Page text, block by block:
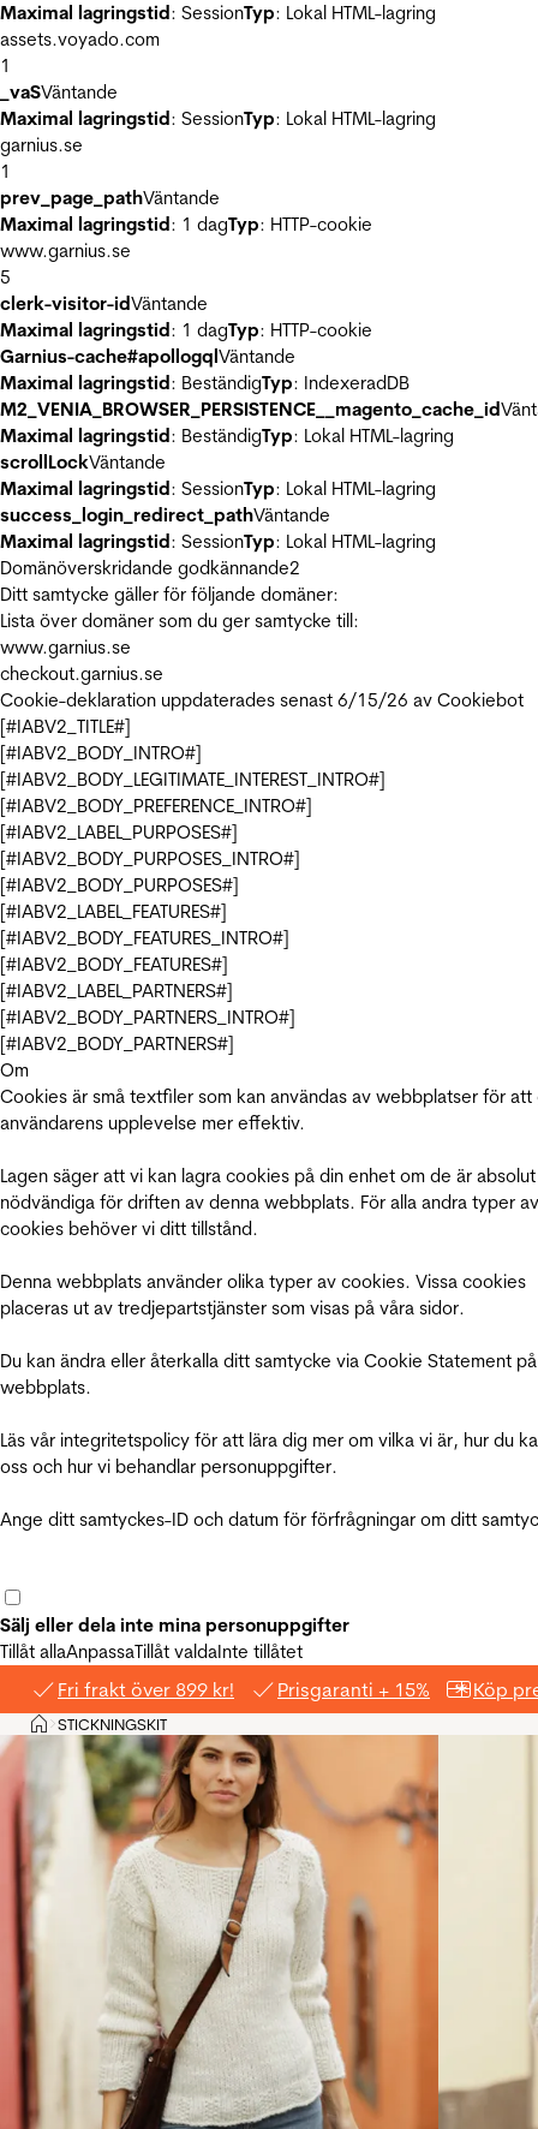
Maximal lagringstid: SessionTyp: Lokal HTML-lagring
assets.voyado.com
1
_vaSVäntande
Maximal lagringstid: SessionTyp: Lokal HTML-lagring
garnius.se
1
prev_page_pathVäntande
Maximal lagringstid: 1 dagTyp: HTTP-cookie
www.garnius.se
5
clerk-visitor-idVäntande
Maximal lagringstid: 1 dagTyp: HTTP-cookie
Garnius-cache#apollogqlVäntande
Maximal lagringstid: BeständigTyp: IndexeradDB
M2_VENIA_BROWSER_PERSISTENCE__magento_cache_id
Maximal lagringstid: BeständigTyp: Lokal HTML-lagring
scrollLockVäntande
Maximal lagringstid: SessionTyp: Lokal HTML-lagring
success_login_redirect_pathVäntande
Maximal lagringstid: SessionTyp: Lokal HTML-lagring
Domänöverskridande godkännande2
Ditt samtycke gäller för följande domäner:
Lista över domäner som du ger samtycke till:
www.garnius.se
checkout.garnius.se
Cookie-deklaration uppdaterades senast 6/15/26 av Cookiebot
[#IABV2_TITLE#]
[#IABV2_BODY_INTRO#]
[#IABV2_BODY_LEGITIMATE_INTEREST_INTRO#]
[#IABV2_BODY_PREFERENCE_INTRO#]
[#IABV2_LABEL_PURPOSES#]
[#IABV2_BODY_PURPOSES_INTRO#]
[#IABV2_BODY_PURPOSES#]
[#IABV2_LABEL_FEATURES#]
[#IABV2_BODY_FEATURES_INTRO#]
[#IABV2_BODY_FEATURES#]
[#IABV2_LABEL_PARTNERS#]
[#IABV2_BODY_PARTNERS_INTRO#]
[#IABV2_BODY_PARTNERS#]
Om
Cookies är små textfiler som kan användas av webbplatser för att
användarens upplevelse mer effektiv.
Lagen säger att vi kan lagra cookies på din enhet om de är absolut
nödvändiga för driften av denna webbplats. För alla andra typer av
cookies behöver vi ditt tillstånd.
Denna webbplats använder olika typer av cookies. Vissa cookies
placeras ut av tredjepartstjänster som visas på våra sidor.
Du kan ändra eller återkalla ditt samtycke via Cookie Statement
webbplats.
Läs vår integritetspolicy för att lära dig mer om vilka vi är, hur du
oss och hur vi behandlar personuppgifter.
Ange ditt samtyckes-ID och datum för förfrågningar om ditt
Sälj eller dela inte mina personuppgifter
Tillåt allaAnpassaTillåt valdaInte tillåtet
Fri frakt över 899 kr! Prisgaranti + 15% Köp
Hem
>STICKNINGSKIT